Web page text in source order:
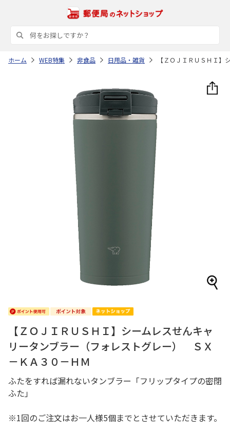
ホーム WEB特集 非食品 日用品・雑貨 【ＺＯＪＩＲＵＳＨＩ
【ＺＯＪＩＲＵＳＨＩ】シームレスせんキャ
リータンブラー（フォレストグレー） ＳＸ
－ＫＡ３０－ＨＭ
ふたをすれば漏れないタンブラー「フリップタイプの密閉
ふた」
※1回のご注文はお一人様5個までとさせていただきます。